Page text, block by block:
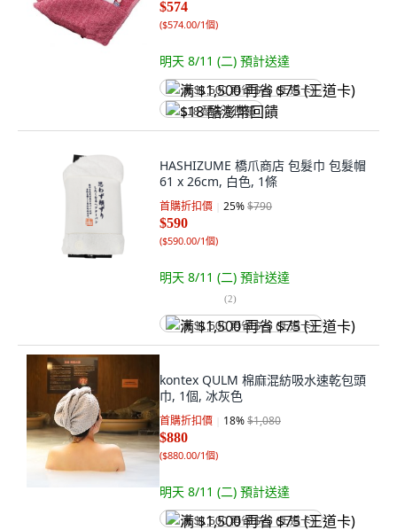
$574
($574.00/1個)
明天 8/11 (二) 預計送達
满 $1,500 再省 $75 (王道卡)
$18 酷澎幣回饋
HASHIZUME 橋爪商店 包髮巾 包髮帽
61 x 26cm, 白色, 1條
首購折扣價 25%$790
$590
($590.00/1個)
明天 8/11 (二) 預計送達
(2)
满 $1,500 再省 $75 (王道卡)
kontex QULM 棉麻混紡吸水速乾包頭
巾, 1個, 冰灰色
首購折扣價 18%$1,080
$880
($880.00/1個)
明天 8/11 (二) 預計送達
满 $1,500 再省 $75 (王道卡)